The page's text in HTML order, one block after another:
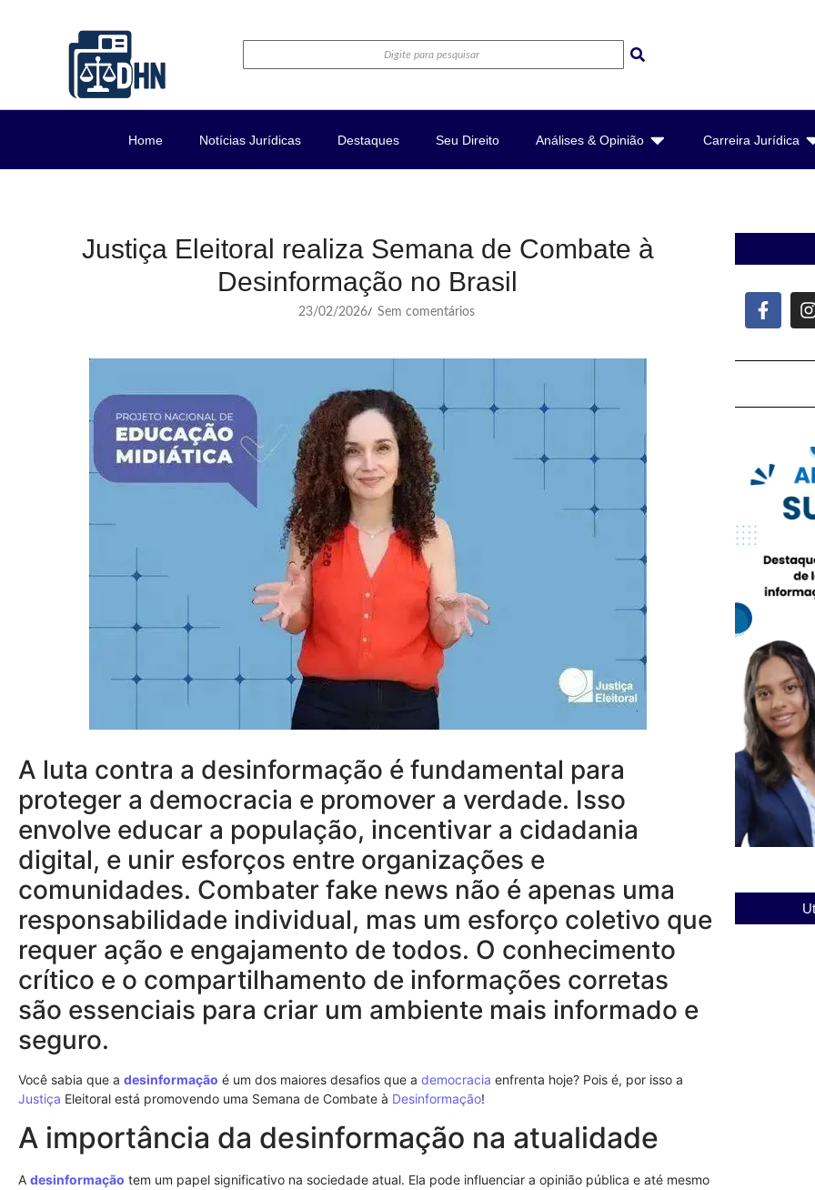
Home Notícias Jurídicas Destaques Seu Direito Análises & Opinião Carreira Jurídica
Justiça Eleitoral realiza Semana de Combate à
Desinformação no Brasil
23/02/2026/ Sem comentários
A luta contra a desinformação é fundamental para
proteger a democracia e promover a verdade. Isso
envolve educar a população, incentivar a cidadania
digital, e unir esforços entre organizações e
comunidades. Combater fake news não é apenas uma
responsabilidade individual, mas um esforço coletivo que
requer ação e engajamento de todos. O conhecimento
crítico e o compartilhamento de informações corretas
são essenciais para criar um ambiente mais informado e
seguro.
Você sabia que a desinformação é um dos maiores desafios que a democracia enfrenta hoje? Pois é, por isso a
Justiça Eleitoral está promovendo uma Semana de Combate à Desinformação!
A importância da desinformação na atualidade
A desinformação tem um papel significativo na sociedade atual. Ela pode influenciar a opinião pública e até mesmo